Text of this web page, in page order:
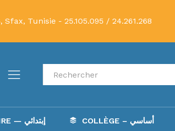
Sfax, Tunisie - 25.105.095 / 24.261.268
Recherche
PRIMAIRE — إبتدائي COLLÈGE – أساسي